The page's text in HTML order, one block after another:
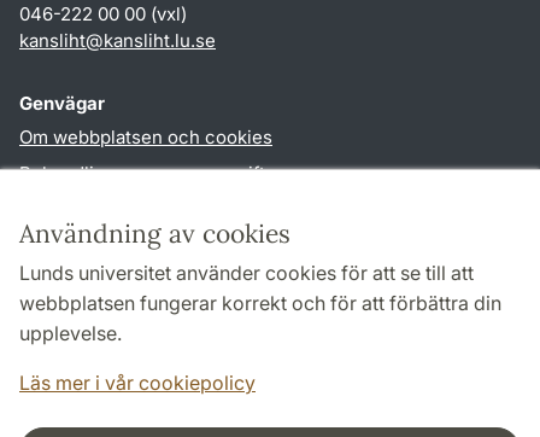
Användning av cookies
Lunds universitet använder cookies för att se till att
webbplatsen fungerar korrekt och för att förbättra din
upplevelse.
Läs mer i vår cookiepolicy
046-222 00 00 (vxl)
kansliht@kansliht.lu.se
Genvägar
Om webbplatsen och cookies
Behandling av personuppgifter
TYPO3-login
Följ oss i sociala medier